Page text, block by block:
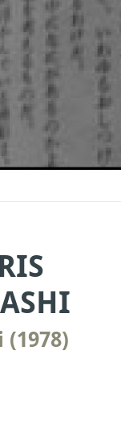
(1978)